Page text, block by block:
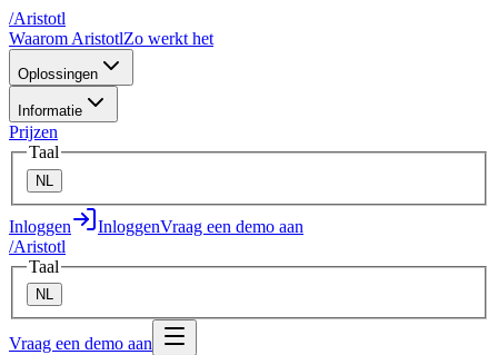
/Aristotl
Waarom AristotlZo werkt het
Oplossingen
Informatie
Prijzen
Taal
NL
Inloggen InloggenVraag een demo aan
/Aristotl
Taal
NL
Vraag een demo aan